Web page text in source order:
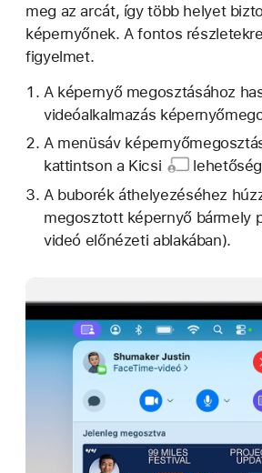
meg az arcát, így több helyet
képernyőnek. A fontos
figyelmet.
A képernyő megosztásához
videóalkalmazás
A menüsáv
kattintson a Kicsi
A buborék áthelyezéséhez
megosztott képernyő bármely
videó előnézeti ablakában).